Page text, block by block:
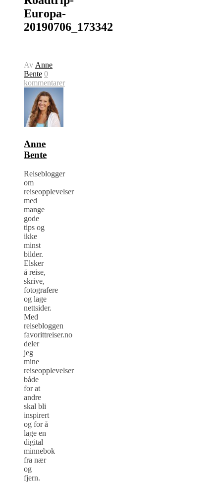
Europa-
20190706_173342
Av Anne
Bente 0
kommentarer
Anne
Bente
Reiseblogger
om
reiseopplevelser
med
mange
gode
tips og
ikke
minst
bilder.
Elsker
å reise,
skrive,
fotografere
og lage
nettsider.
Med
reisebloggen
favorittreiser.no
deler
jeg
mine
reiseopplevelser
både
for at
andre
skal bli
inspirert
og for å
lage en
digital
minnebok
fra nær
og
fjern.